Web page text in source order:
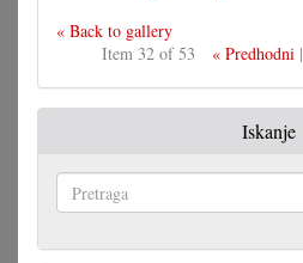
« Back to gallery
Item 32 of 53
« Predhodni|
Iskanje